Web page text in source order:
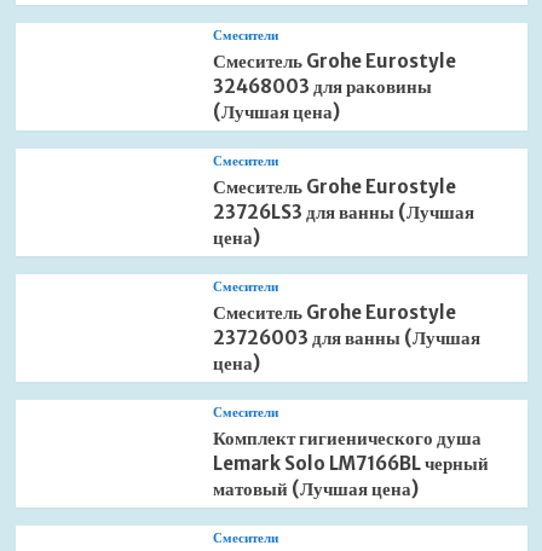
Смесители
Смеситель Grohe Eurostyle
32468003 для раковины
(Лучшая цена)
Смесители
Смеситель Grohe Eurostyle
23726LS3 для ванны (Лучшая
цена)
Смесители
Смеситель Grohe Eurostyle
23726003 для ванны (Лучшая
цена)
Смесители
Комплект гигиенического душа
Lemark Solo LM7166BL черный
матовый (Лучшая цена)
Смесители